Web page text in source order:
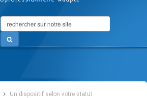
Search
...
Un dispositif selon votre statut